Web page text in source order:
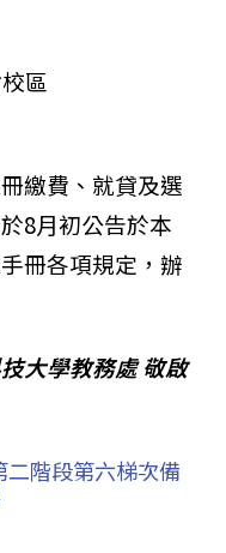
區
繳費、就貸及選
8月初公告於本
冊各項規定，辦
大學教務處 敬啟
階段第六梯次備